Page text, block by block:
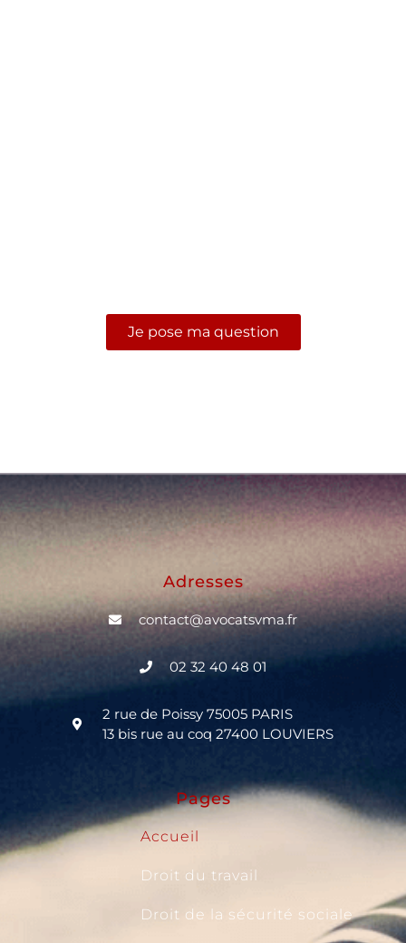
Je pose ma question
Adresses
contact@avocatsvma.fr
02 32 40 48 01
2 rue de Poissy 75005 PARIS
13 bis rue au coq 27400 LOUVIERS
Pages
Accueil
Droit du travail
Droit de la sécurité sociale